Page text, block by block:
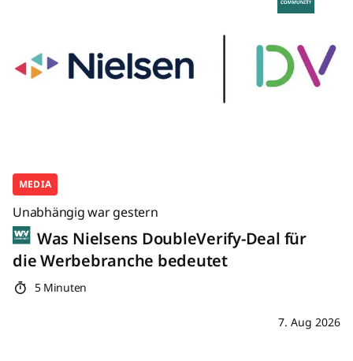
MEDIA
Unabhängig war gestern
Was Nielsens DoubleVerify-Deal für
die Werbebranche bedeutet
5 Minuten
7. Aug 2026